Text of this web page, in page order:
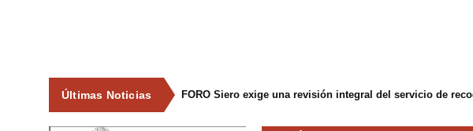
Últimas Noticias FORO Siero exige una revisión integral del servicio de